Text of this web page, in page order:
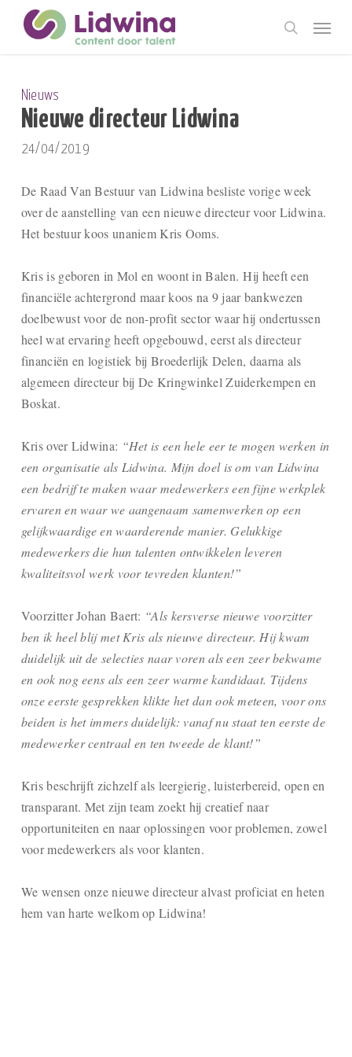
search
Nieuws
Nieuwe directeur Lidwina
24/04/2019
De Raad Van Bestuur van Lidwina besliste vorige week
over de aanstelling van een nieuwe directeur voor Lidwina.
Het bestuur koos unaniem Kris Ooms.
Kris is geboren in Mol en woont in Balen.Hij heeft een
financiële achtergrond maar koos na 9 jaar bankwezen
doelbewust voor de non-profit sector waar hij ondertussen
heel wat ervaring heeft opgebouwd, eerst als directeur
financiën en logistiek bij Broederlijk Delen, daarna als
algemeen directeur bij De Kringwinkel Zuiderkempen en
Boskat.
Kris over Lidwina: “Het is een hele eer te mogen werken in
een organisatie als Lidwina. Mijn doel is om van Lidwina
een bedrijf te maken waar medewerkers een fijne werkplek
ervaren en waar we aangenaam samenwerken op een
gelijkwaardige en waarderende manier. Gelukkige
medewerkers die hun talenten ontwikkelen leveren
kwaliteitsvol werk voor tevreden klanten!”
Voorzitter Johan Baert: “Als kersverse nieuwe voorzitter
ben ik heel blij met Kris als nieuwe directeur. Hij kwam
duidelijk uit de selecties naar voren als een zeer bekwame
en ook nog eens als een zeer warme kandidaat. Tijdens
onze eerste gesprekken klikte het dan ook meteen, voor ons
beiden is het immers duidelijk: vanaf nu staat ten eerste de
medewerker centraal en ten tweede de klant!”
Kris beschrijft zichzelf als leergierig, luisterbereid, open en
transparant. Met zijn team zoekt hij creatief naar
opportuniteiten en naar oplossingen voor problemen, zowel
voor medewerkers als voor klanten.
We wensen onze nieuwe directeur alvast proficiat en heten
hem van harte welkom op Lidwina!